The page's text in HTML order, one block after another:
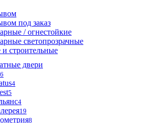
под заказ
/ огнестойкие
светопрозрачные
и строительные
двери
4
5
4
19
8